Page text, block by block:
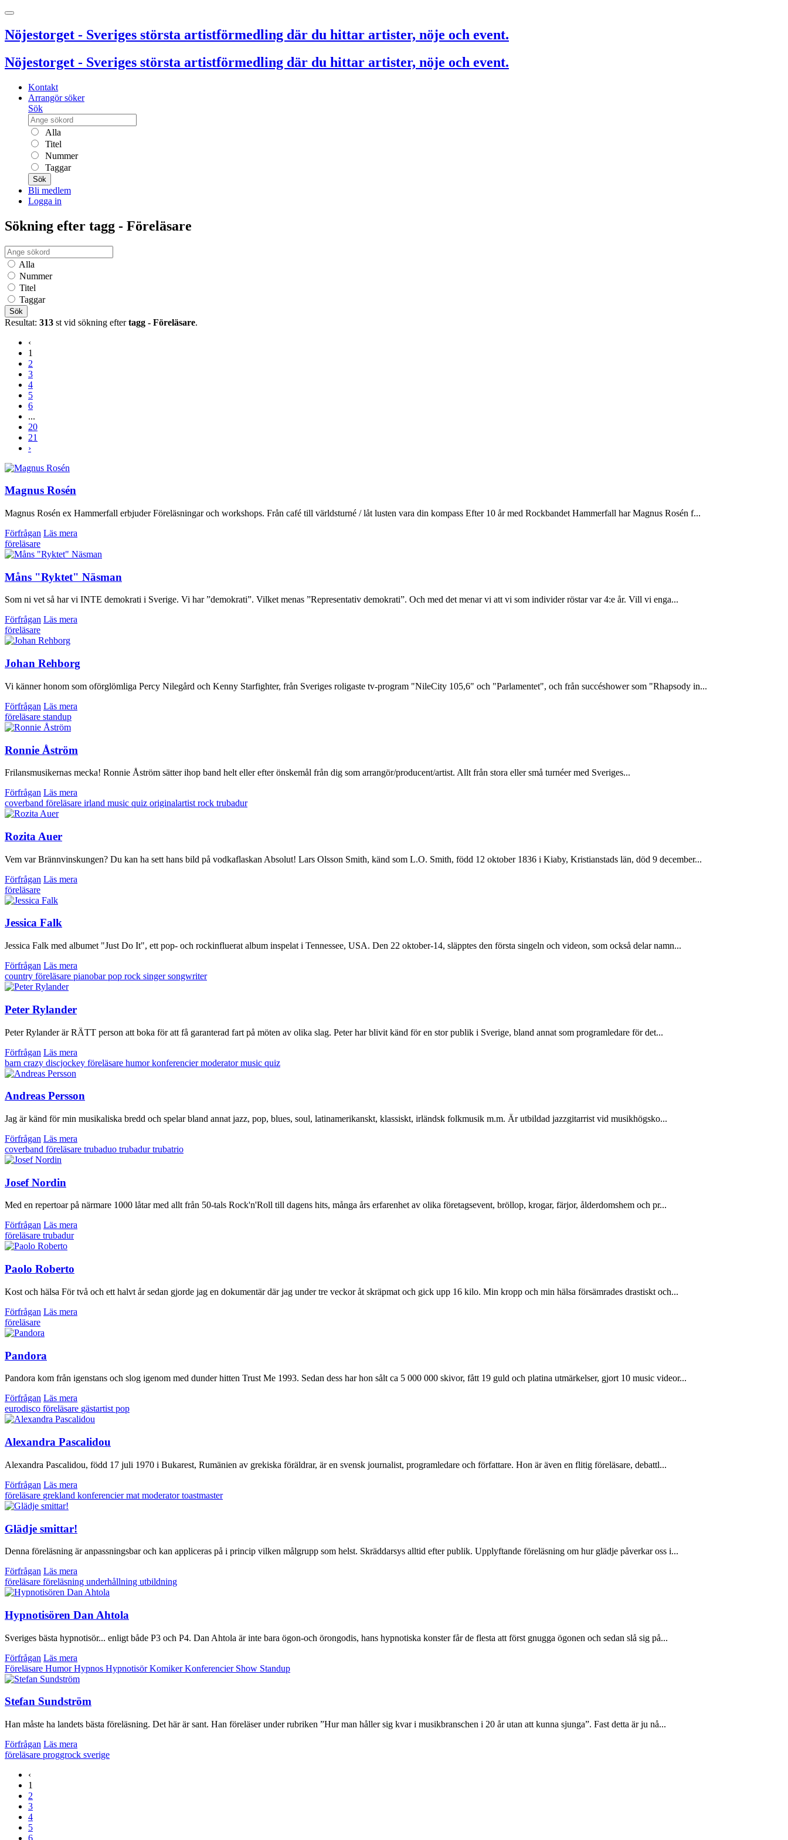
Nöjestorget - Sveriges största artistförmedling där du hittar artister, nöje och event.
Nöjestorget - Sveriges största artistförmedling där du hittar artister, nöje och event.
Kontakt
Arrangör söker
Sök
Alla
Titel
Nummer
Taggar
Sök
Bli medlem
Logga in
Sökning efter tagg - Föreläsare
Alla
Nummer
Titel
Taggar
Sök
Resultat: 313 st vid sökning eftertagg - Föreläsare.
‹
1
2
3
4
5
6
...
20
21
›
Magnus Rosén
Magnus Rosén ex Hammerfall erbjuder Föreläsningar och workshops. Från café till världsturné / låt lusten vara din kompass Efter 10 år med Rockbandet Hammerfall har Magnus Rosén f...
Förfrågan Läs mera
föreläsare
Måns "Ryktet" Näsman
Som ni vet så har vi INTE demokrati i Sverige. Vi har ”demokrati”. Vilket menas ”Representativ demokrati”. Och med det menar vi att vi som individer röstar var 4:e år. Vill vi enga...
Förfrågan Läs mera
föreläsare
Johan Rehborg
Vi känner honom som oförglömliga Percy Nilegård och Kenny Starfighter, från Sveriges roligaste tv-program "NileCity 105,6" och "Parlamentet", och från succéshower som "Rhapsody in...
Förfrågan Läs mera
föreläsare standup
Ronnie Åström
Frilansmusikernas mecka! Ronnie Åström sätter ihop band helt eller efter önskemål från dig som arrangör/producent/artist. Allt från stora eller små turnéer med Sveriges...
Förfrågan Läs mera
coverband föreläsare irland music quiz originalartist rock trubadur
Rozita Auer
Vem var Brännvinskungen? Du kan ha sett hans bild på vodkaflaskan Absolut! Lars Olsson Smith, känd som L.O. Smith, född 12 oktober 1836 i Kiaby, Kristianstads län, död 9 december...
Förfrågan Läs mera
föreläsare
Jessica Falk
Jessica Falk med albumet "Just Do It", ett pop- och rockinfluerat album inspelat i Tennessee, USA. Den 22 oktober-14, släpptes den första singeln och videon, som också delar namn...
Förfrågan Läs mera
country föreläsare pianobarpop rock singer songwriter
Peter Rylander
Peter Rylander är RÄTT person att boka för att få garanterad fart på möten av olika slag. Peter har blivit känd för en stor publik i Sverige, bland annat som programledare för det...
Förfrågan Läs mera
barn crazy discjockey föreläsare humorkonferenciermoderatormusic quiz
Andreas Persson
Jag är känd för min musikaliska bredd och spelar bland annat jazz, pop, blues, soul, latinamerikanskt, klassiskt, irländsk folkmusik m.m. Är utbildad jazzgitarrist vid musikhögsko...
Förfrågan Läs mera
coverband föreläsare trubaduo trubadurtrubatrio
Josef Nordin
Med en repertoar på närmare 1000 låtar med allt från 50-tals Rock'n'Roll till dagens hits, många års erfarenhet av olika företagsevent, bröllop, krogar, färjor, ålderdomshem och pr...
Förfrågan Läs mera
föreläsare trubadur
Paolo Roberto
Kost och hälsa För två och ett halvt år sedan gjorde jag en dokumentär där jag under tre veckor åt skräpmat och gick upp 16 kilo. Min kropp och min hälsa försämrades drastiskt och...
Förfrågan Läs mera
föreläsare
Pandora
Pandora kom från igenstans och slog igenom med dunder hitten Trust Me 1993. Sedan dess har hon sålt ca 5 000 000 skivor, fått 19 guld och platina utmärkelser, gjort 10 music videor...
Förfrågan Läs mera
eurodisco föreläsare gästartist pop
Alexandra Pascalidou
Alexandra Pascalidou, född 17 juli 1970 i Bukarest, Rumänien av grekiska föräldrar, är en svensk journalist, programledare och författare. Hon är även en flitig föreläsare, debattl...
Förfrågan Läs mera
föreläsare grekland konferenciermat moderatortoastmaster
Glädje smittar!
Denna föreläsning är anpassningsbar och kan appliceras på i princip vilken målgrupp som helst. Skräddarsys alltid efter publik. Upplyftande föreläsning om hur glädje påverkar oss i...
Förfrågan Läs mera
föreläsare föreläsning underhållning utbildning
Hypnotisören Dan Ahtola
Sveriges bästa hypnotisör... enligt både P3 och P4. Dan Ahtola är inte bara ögon-och örongodis, hans hypnotiska konster får de flesta att först gnugga ögonen och sedan slå sig på...
Förfrågan Läs mera
Föreläsare HumorHypnos HypnotisörKomikerKonferencier Show Standup
Stefan Sundström
Han måste ha landets bästa föreläsning. Det här är sant. Han föreläser under rubriken ”Hur man håller sig kvar i musikbranschen i 20 år utan att kunna sjunga”. Fast detta är ju nå...
Förfrågan Läs mera
föreläsare proggrock sverige
‹
1
2
3
4
5
6